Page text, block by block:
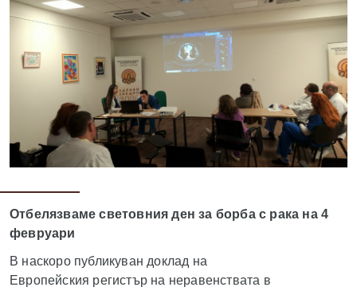
Отбелязваме световния ден за борба с рака на 4
февруари
В наскоро публикуван доклад на
Европейския регистър на неравенствата в